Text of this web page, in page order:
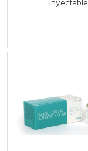
inyectable